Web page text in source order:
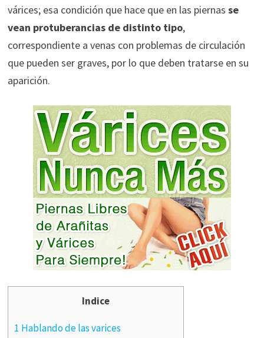
várices; esa condición que hace que en las piernas se
vean protuberancias de distinto tipo,
correspondiente a venas con problemas de circulación
que pueden ser graves, por lo que deben tratarse en su
aparición.
Indice
1 Hablando de las varices